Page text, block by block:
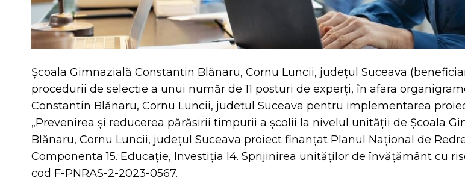
Școala Gimnazială Constantin Blănaru, Cornu Luncii, județul Suceava
procedurii de selecție a unui număr de 11 posturi de experți, în afara
Constantin Blănaru, Cornu Luncii, județul Suceava pentru implementarea
„Prevenirea și reducerea părăsirii timpurii a școlii la nivelul unității de Școala
Blănaru, Cornu Luncii, județul Suceava proiect finanțat Planul Național de
Componenta 15. Educație, Investiția I4. Sprijinirea unităților de învățământ cu
cod F-PNRAS-2-2023-0567.